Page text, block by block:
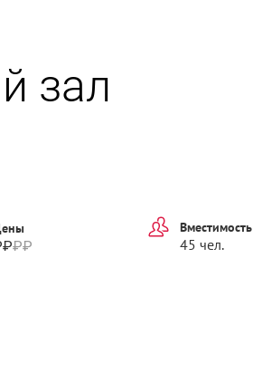
зал
₽₽
Вместимость
45 чел.